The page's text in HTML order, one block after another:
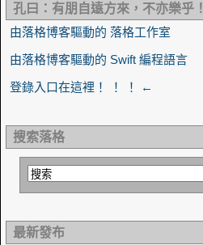
孔曰：有朋自遠方來，不亦樂乎！
由落格博客驅動的 落格工作室
由落格博客驅動的 Swift 編程語言
登錄入口在這裡！ ！ ！ ←
搜索落格
最新發布